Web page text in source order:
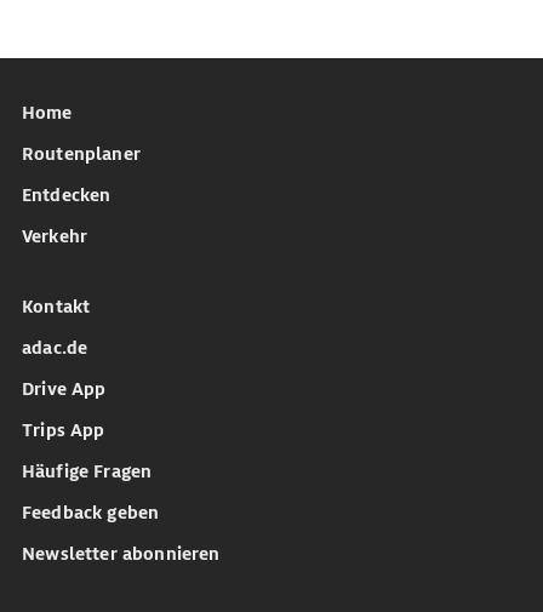
Home
Routenplaner
Entdecken
Verkehr
Kontakt
adac.de
Drive App
Trips App
Häufige Fragen
Feedback geben
Newsletter abonnieren